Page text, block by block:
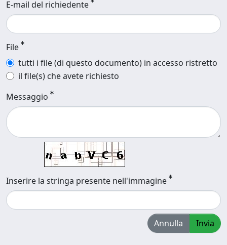
E-mail del richiedente
File
tutti i file (di questo documento) in accesso ristretto
il file(s) che avete richiesto
Messaggio
Inserire la stringa presente nell'immagine
Annulla Invia